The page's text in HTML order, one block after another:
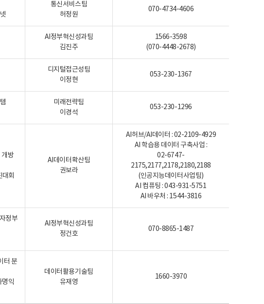
통신서비스팀
허정원
070-4734-4606
AI정부혁신성과팀
김진주
1566-3598
(070-4448-2678)
디지털접근성팀
이정현
053-230-1367
미래전략팀
이경석
053-230-1296
개방
대회
AI데이터확산팀
권보라
AI허브/AI데이터 : 02-2109-4929
AI 학습용 데이터 구축사업 :
02-6747-
2175,2177,2178,2180,2188
(인공지능데이터사업팀)
AI 컴퓨팅 : 043-931-5751
AI 바우처 : 1544-3816
정부
AI정부혁신성과팀
정건호
070-8865-1487
터 분
명익
데이터활용기술팀
유재영
1660-3970